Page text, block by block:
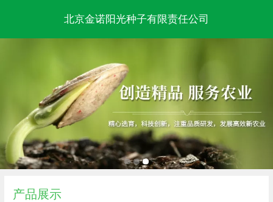
北京金诺阳光种子有限责任公司
产品展示